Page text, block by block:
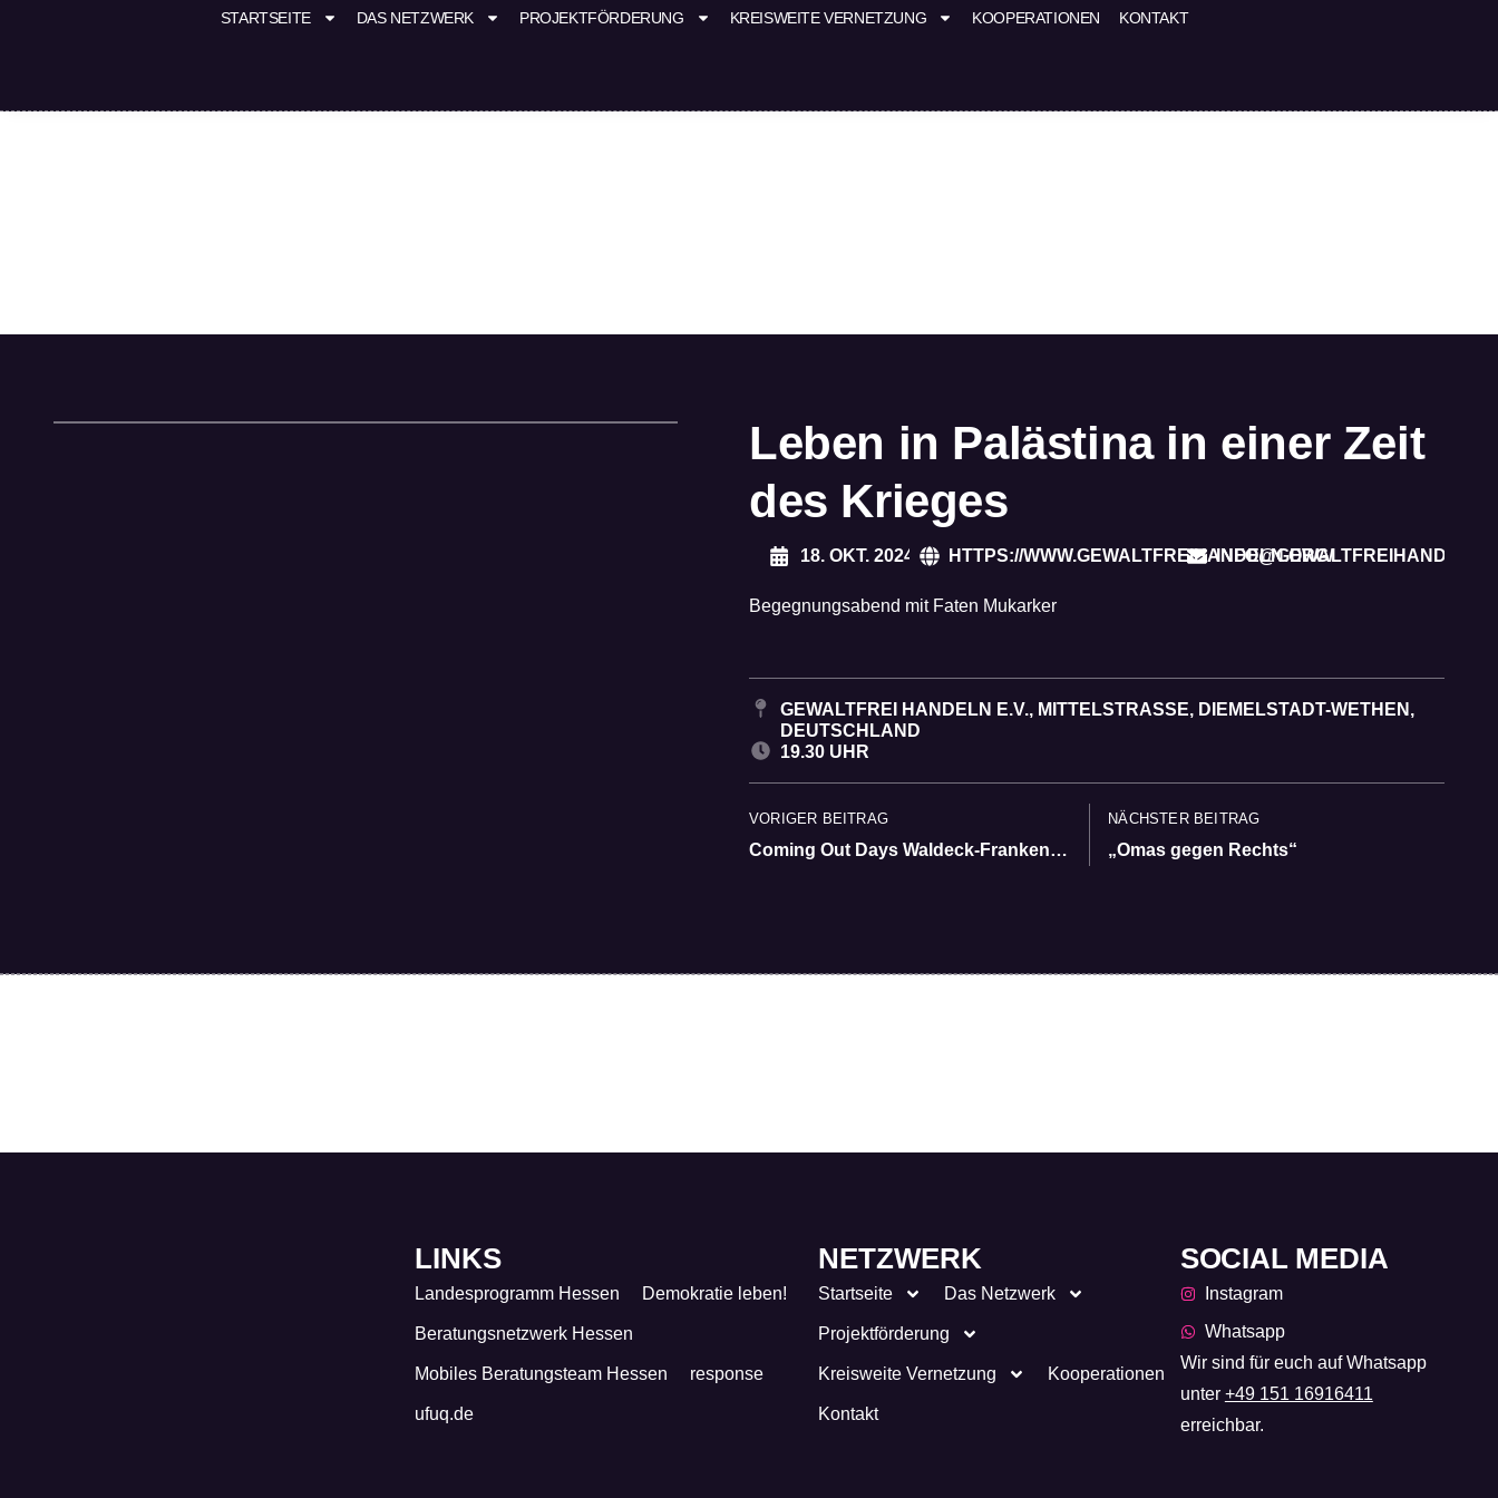
STARTSEITE DAS NETZWERK PROJEKTFÖRDERUNG KREISWEITE VERNETZUNG KOOPERATIONEN KONTAKT
Leben in Palästina in einer Zeit
des Krieges
18. OKT. 2024 HTTPS://WWW.GEWALTFREIHANDELN.ORG/
Begegnungsabend mit Faten Mukarker
GEWALTFREI HANDELN E.V., MITTELSTRASSE, DIEMELSTADT-WETHEN, D
EUTSCHLAND
19.30 UHR
VORIGER BEITRAG
Coming Out Days Waldeck-Frankenberg
NÄCHSTER BEITRAG
„Omas gegen Rechts“
LINKS
Landesprogramm Hessen Demokratie leben!
Beratungsnetzwerk Hessen
Mobiles Beratungsteam Hessen response
ufuq.de
NETZWERK
Startseite Das Netzwerk
Projektförderung
Kreisweite Vernetzung Kooperationen
Kontakt
SOCIAL MEDIA
Instagram
Whatsapp
Wir sind für euch auf Whatsapp
unter +49 151 16916411
erreichbar.